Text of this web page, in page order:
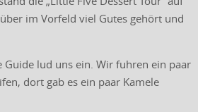
im Vorfeld viel Gutes gehört und
lud uns ein. Wir fuhren ein paar
dort gab es ein paar Kamele